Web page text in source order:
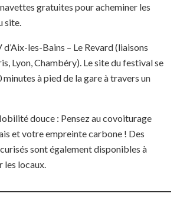
gratuites pour acheminer les
site.
d’Aix-les-Bains – Le Revard (liaisons
Lyon, Chambéry). Le site du festival se
à pied de la gare à travers un
douce : Pensez au covoiturage
et votre empreinte carbone ! Des
sont également disponibles à
les locaux.